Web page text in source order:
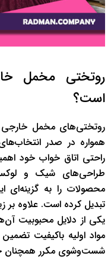
روتختی مخمل
است؟
روتختی‌های مخمل خارجی
همواره در صدر
راحتی اتاق خواب خود
طراحی‌های شیک و
محصولات را به گزینه‌ای
تبدیل کرده است. علاوه بر
یکی از دلایل محبوبیت
مواد اولیه باکیفیت
شست‌وشوی مکرر همچنان